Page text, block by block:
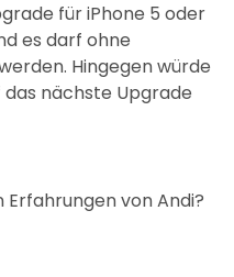
für iPhone 5 oder
es darf ohne
Hingegen würde
das nächste Upgrade
von Andi?